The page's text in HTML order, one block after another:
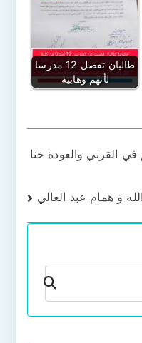
طالبان تفصل 12 مدرسا
لأنهم وهابية
القرني والعودة خنا
و همام عبد العالي
بحث